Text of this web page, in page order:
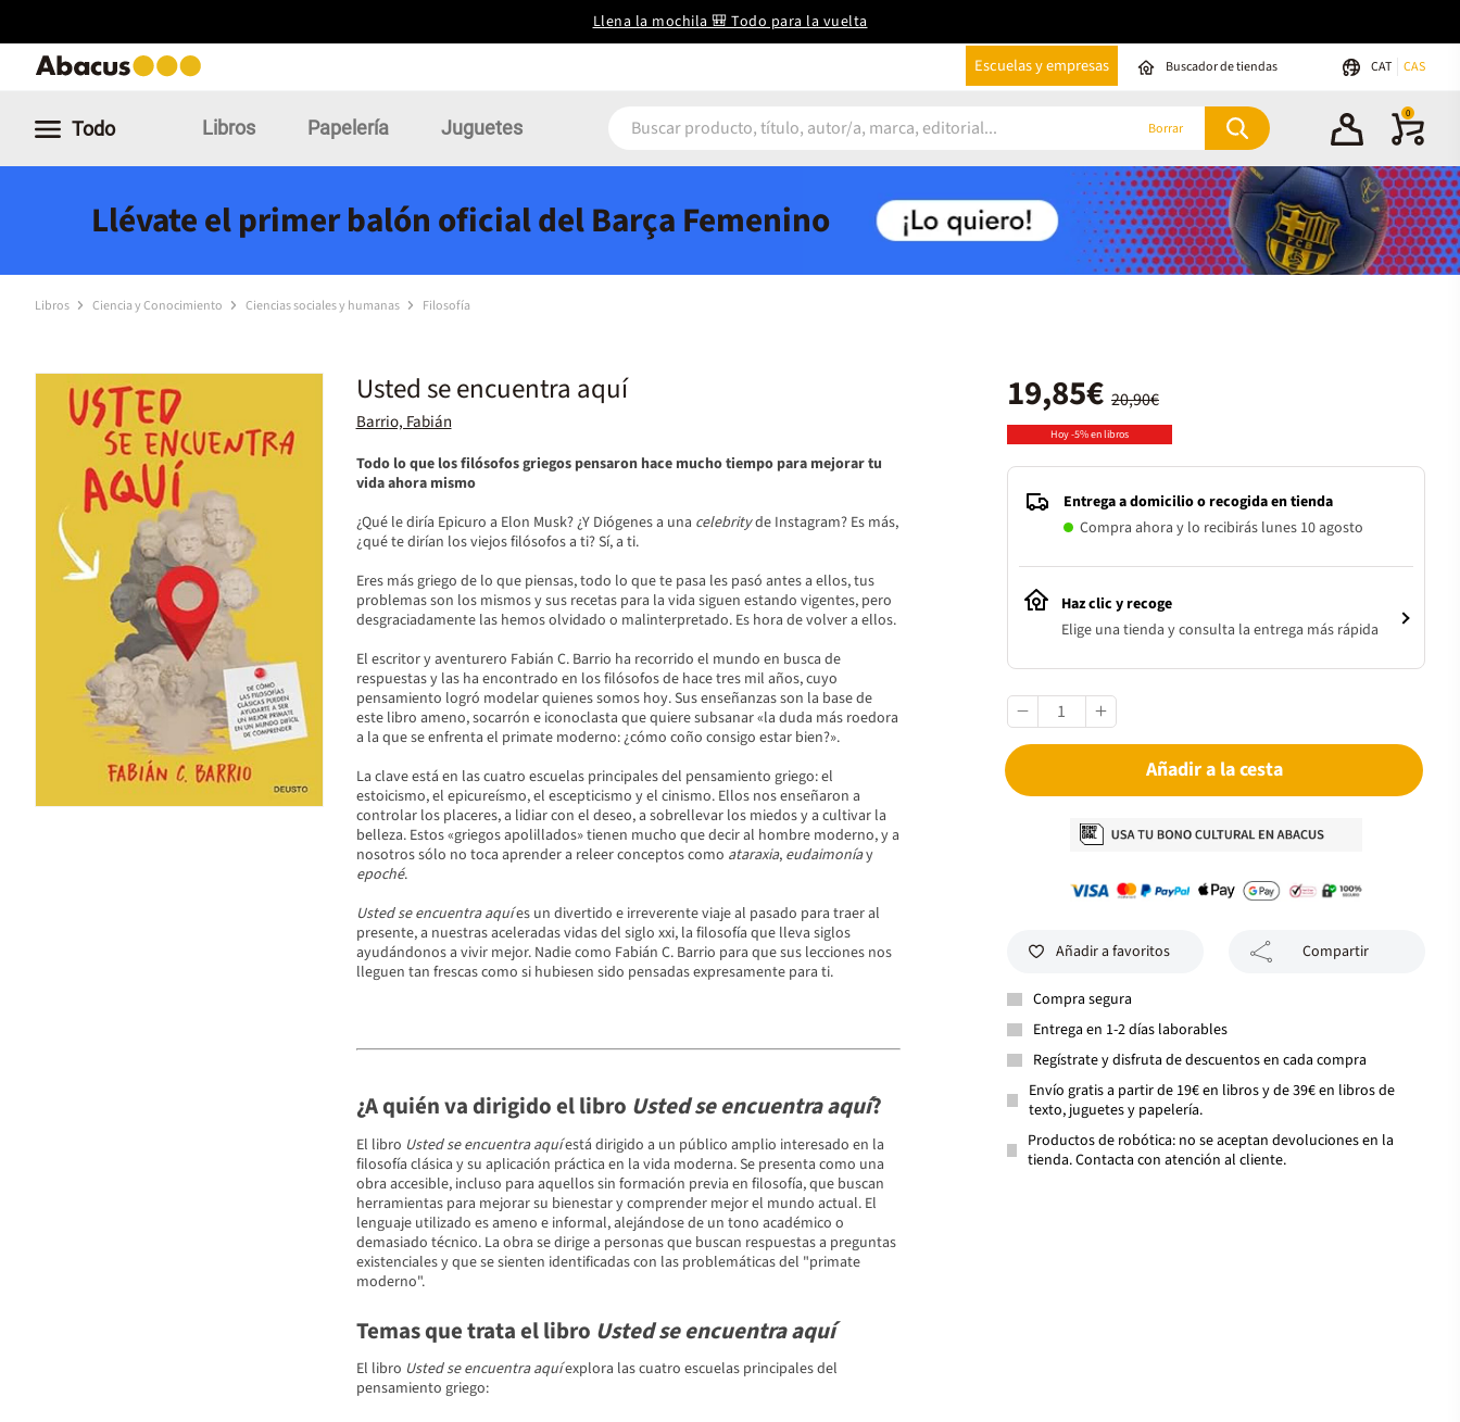
Llena la mochila 🎒 Todo para la vuelta
Escuelas y empresas Buscador de tiendas CAT CAS
Todo Libros Papelería Juguetes Borrar
0
Llévate el primer balón oficial del Barça Femenino
Libros Ciencia y Conocimiento Ciencias sociales y humanas Filosofía
Usted se encuentra aquí
Barrio, Fabián
Todo lo que los filósofos griegos pensaron hace mucho tiempo para mejorar tu
vida ahora mismo
¿Qué le diría Epicuro a Elon Musk? ¿Y Diógenes a una celebrityde Instagram? Es más,
¿qué te dirían los viejos filósofos a ti? Sí, a ti.
Eres más griego de lo que piensas, todo lo que te pasa les pasó antes a ellos, tus
problemas son los mismos y sus recetas para la vida siguen estando vigentes, pero
desgraciadamente las hemos olvidado o malinterpretado. Es hora de volver a ellos.
El escritor y aventurero Fabián C. Barrio ha recorrido el mundo en busca de
respuestas y las ha encontrado en los filósofos de hace tres mil años, cuyo
pensamiento logró modelar quienes somos hoy. Sus enseñanzas son la base de
este libro ameno, socarrón e iconoclasta que quiere subsanar «la duda más roedora
a la que se enfrenta el primate moderno: ¿cómo coño consigo estar bien?».
La clave está en las cuatro escuelas principales del pensamiento griego: el
estoicismo, el epicureísmo, el escepticismo y el cinismo. Ellos nos enseñaron a
controlar los placeres, a lidiar con el deseo, a sobrellevar los miedos y a cultivar la
belleza. Estos «griegos apolillados» tienen mucho que decir al hombre moderno, y a
nosotros sólo no toca aprender a releer conceptos como ataraxia, eudaimoníay
epoché.
Usted se encuentra aquíes un divertido e irreverente viaje al pasado para traer al
presente, a nuestras aceleradas vidas del siglo xxi, la filosofía que lleva siglos
ayudándonos a vivir mejor. Nadie como Fabián C. Barrio para que sus lecciones nos
lleguen tan frescas como si hubiesen sido pensadas expresamente para ti.
¿A quién va dirigido el libro Usted se encuentra aquí?
El libro Usted se encuentra aquíestá dirigido a un público amplio interesado en la
filosofía clásica y su aplicación práctica en la vida moderna. Se presenta como una
obra accesible, incluso para aquellos sin formación previa en filosofía, que buscan
herramientas para mejorar su bienestar y comprender mejor el mundo actual. El
lenguaje utilizado es ameno e informal, alejándose de un tono académico o
demasiado técnico. La obra se dirige a personas que buscan respuestas a preguntas
existenciales y que se sienten identificadas con las problemáticas del "primate
moderno".
Temas que trata el libro Usted se encuentra aquí
El libro Usted se encuentra aquíexplora las cuatro escuelas principales del
pensamiento griego:
20,90€
19,85€
Hoy -5% en libros
Entrega a domicilio o recogida en tienda
Compra ahora y lo recibirás lunes 10 agosto
Haz clic y recoge
Elige una tienda y consulta la entrega más rápida
Añadir a la cesta
Añadir a favoritos Compartir
Compra segura
Entrega en 1-2 días laborables
Regístrate y disfruta de descuentos en cada compra
Envío gratis a partir de 19€ en libros y de 39€ en libros de
texto, juguetes y papelería.
Productos de robótica: no se aceptan devoluciones en la
tienda. Contacta con atención al cliente.